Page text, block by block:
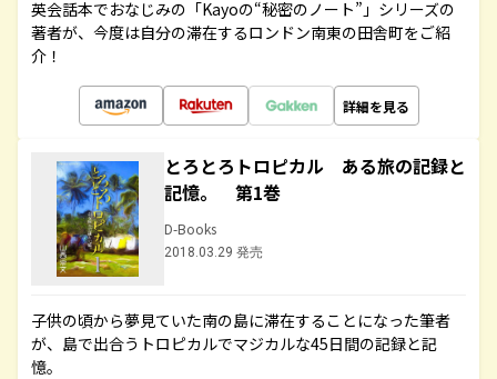
英会話本でおなじみの「Kayoの“秘密のノート”」シリーズの
著者が、今度は自分の滞在するロンドン南東の田舎町をご紹
介！
詳細を見る
とろとろトロピカル ある旅の記録と
記憶。 第1巻
D-Books
2018.03.29 発売
子供の頃から夢見ていた南の島に滞在することになった筆者
が、島で出合うトロピカルでマジカルな45日間の記録と記
憶。